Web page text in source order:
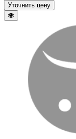
Уточнить цену